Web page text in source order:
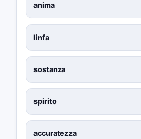
anima
linfa
sostanza
spirito
accuratezza